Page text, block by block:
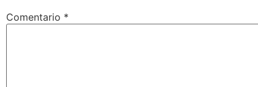
Comentario *